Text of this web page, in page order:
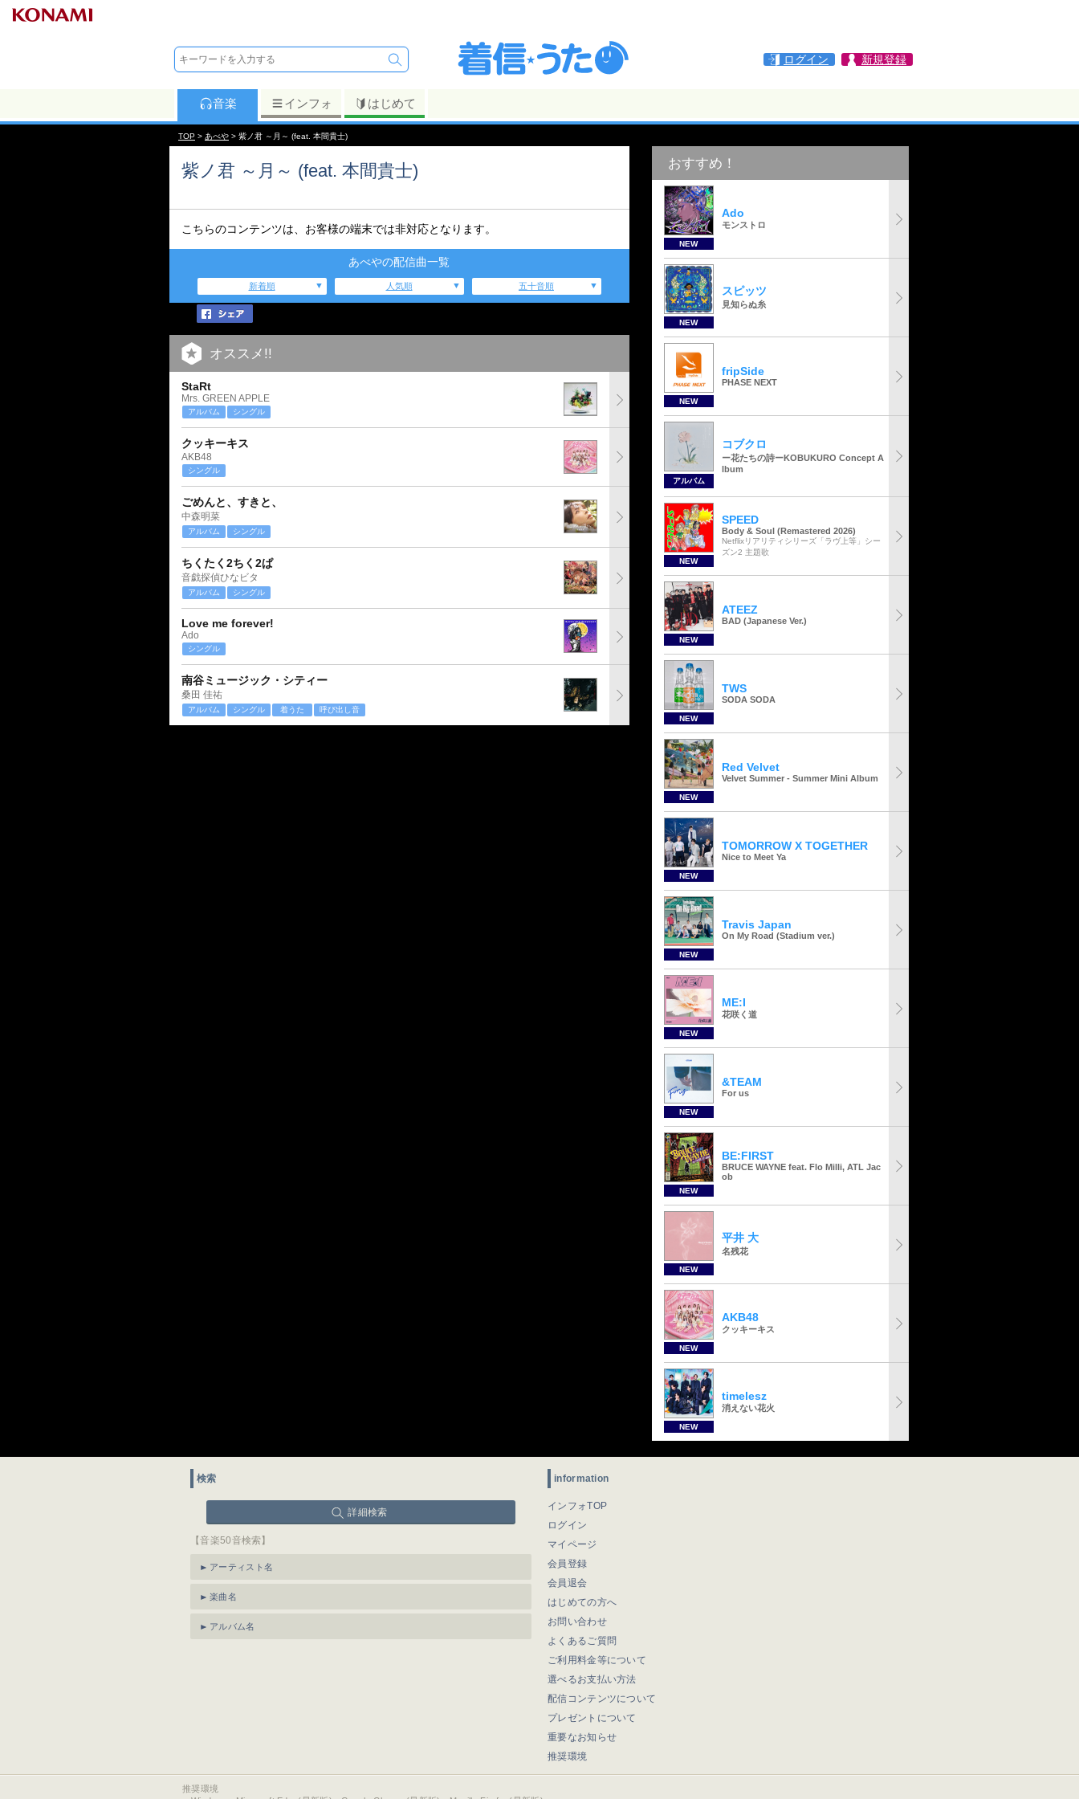
ログイン 新規登録
音楽 インフォ はじめて
TOP > あべや > 紫ノ君 ～月～ (feat. 本間貴士)
紫ノ君 ～月～ (feat. 本間貴士)
こちらのコンテンツは、お客様の端末では非対応となります。
あべやの配信曲一覧
新着順 人気順 五十音順
オススメ!!
StaRt
Mrs. GREEN APPLE
アルバム シングル
クッキーキス
AKB48
シングル
ごめんと、すきと、
中森明菜
アルバム シングル
ちくたく2ちく2ぱ
音戯探偵ひなビタ
アルバム シングル
Love me forever!
Ado
シングル
南谷ミュージック・シティー
桑田 佳祐
アルバム シングル 着うた 呼び出し音
おすすめ！
NEW
Ado
モンストロ
NEW
スピッツ
見知らぬ糸
NEW
fripSide
PHASE NEXT
アルバム
コブクロ
ー花たちの詩ーKOBUKURO Concept A
lbum
NEW
SPEED
Body & Soul (Remastered 2026)
Netflixリアリティシリーズ「ラヴ上等」シー
ズン2 主題歌
NEW
ATEEZ
BAD (Japanese Ver.)
NEW
TWS
SODA SODA
NEW
Red Velvet
Velvet Summer - Summer Mini Album
NEW
TOMORROW X TOGETHER
Nice to Meet Ya
NEW
Travis Japan
On My Road (Stadium ver.)
NEW
ME:I
花咲く道
NEW
&TEAM
For us
NEW
BE:FIRST
BRUCE WAYNE feat. Flo Milli, ATL Jac
ob
NEW
平井 大
名残花
NEW
AKB48
クッキーキス
NEW
timelesz
消えない花火
検索
詳細検索
【音楽50音検索】
アーティスト名
楽曲名
アルバム名
information
インフォTOP
ログイン
マイページ
会員登録
会員退会
はじめての方へ
お問い合わせ
よくあるご質問
ご利用料金等について
選べるお支払い方法
配信コンテンツについて
プレゼントについて
重要なお知らせ
推奨環境
推奨環境